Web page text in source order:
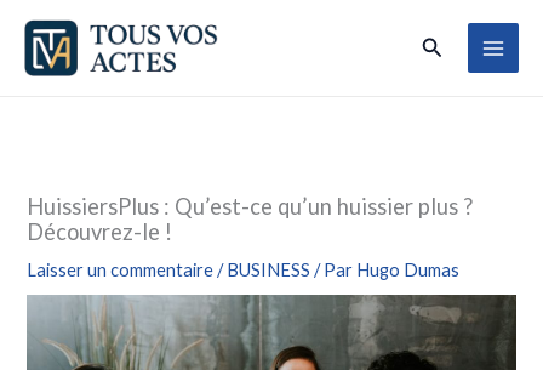
Aller
contenu
Rechercher
HuissiersPlus : Qu’est-ce qu’un huissier plus ?
Découvrez-le !
Laisser un commentaire /BUSINESS / Par Hugo Dumas